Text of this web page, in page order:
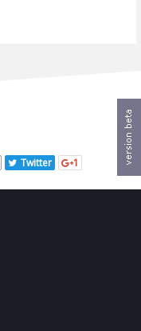
Twitter 1